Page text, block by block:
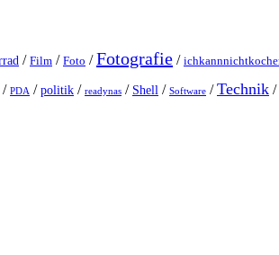
/ Film / Foto /Fotografie /
/ PDA /politik / readynas / Shell / Software /Technik /